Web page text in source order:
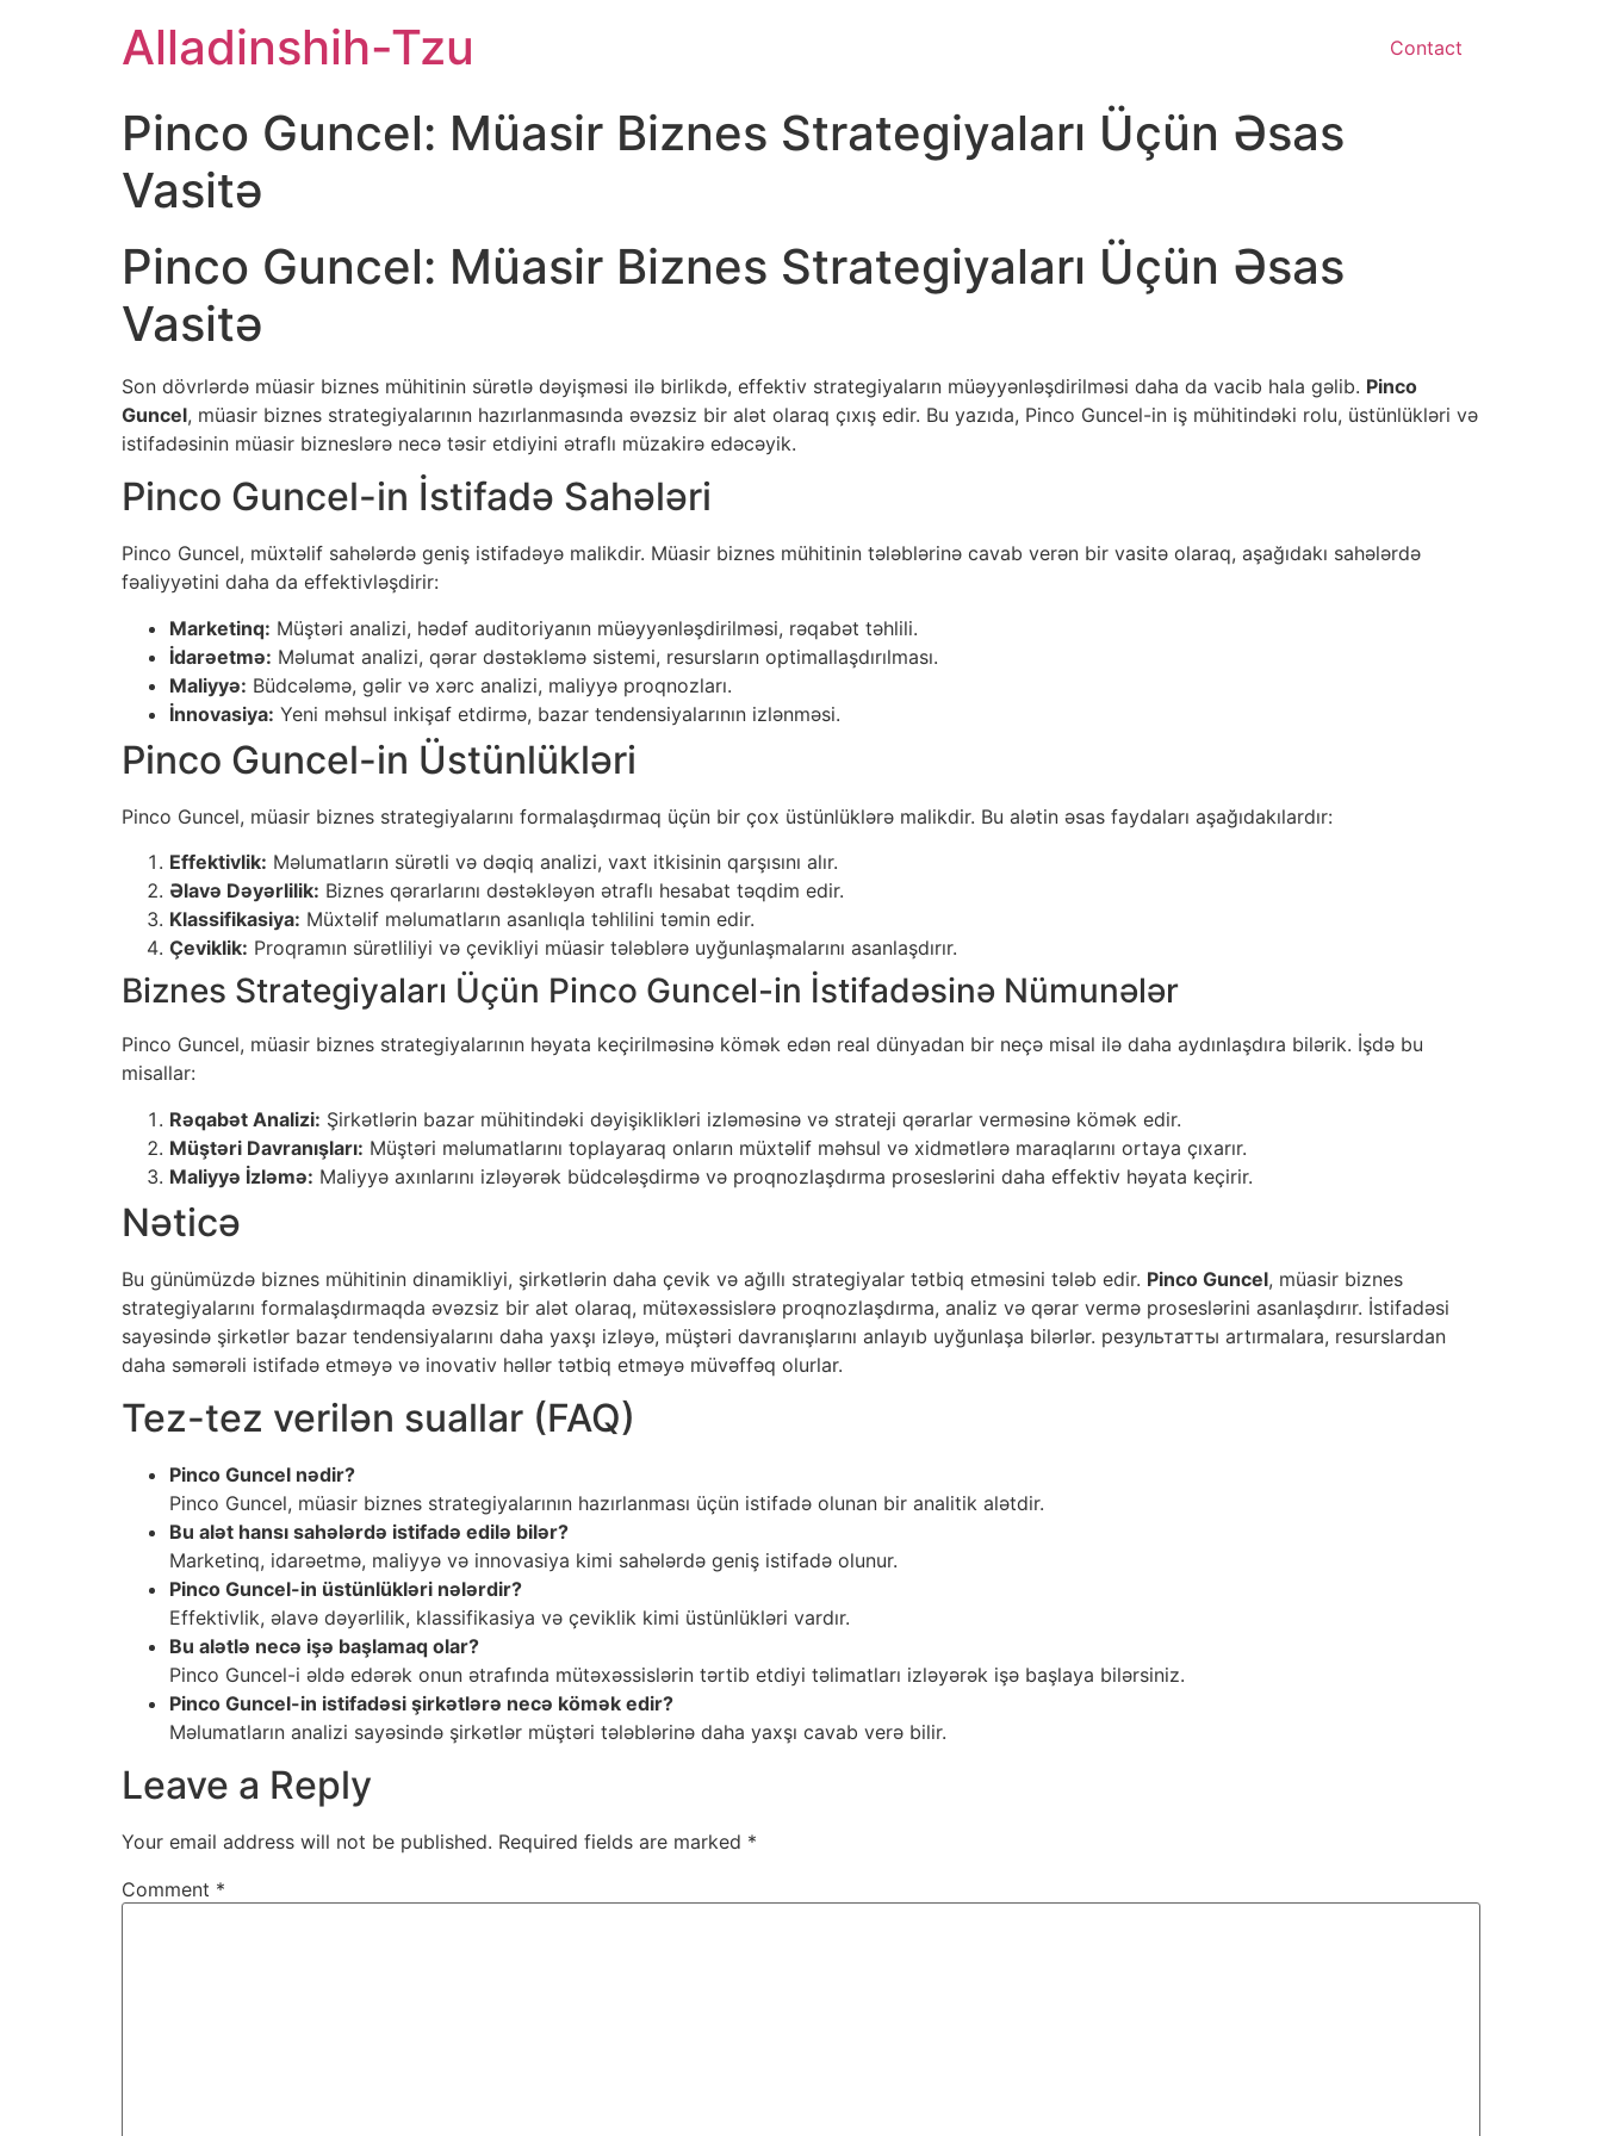
Alladinshih-Tzu Contact
Pinco Guncel: Müasir Biznes Strategiyaları Üçün Əsas
Vasitə
Pinco Guncel: Müasir Biznes Strategiyaları Üçün Əsas
Vasitə
Son dövrlərdə müasir biznes mühitinin sürətlə dəyişməsi ilə birlikdə, effektiv strategiyaların müəyyənləşdirilməsi daha da vacib hala gəlib. Pinco
Guncel, müasir biznes strategiyalarının hazırlanmasında əvəzsiz bir alət olaraq çıxış edir. Bu yazıda, Pinco Guncel-in iş mühitindəki rolu, üstünlükləri və
istifadəsinin müasir bizneslərə necə təsir etdiyini ətraflı müzakirə edəcəyik.
Pinco Guncel-in İstifadə Sahələri
Pinco Guncel, müxtəlif sahələrdə geniş istifadəyə malikdir. Müasir biznes mühitinin tələblərinə cavab verən bir vasitə olaraq, aşağıdakı sahələrdə
fəaliyyətini daha da effektivləşdirir:
Marketinq: Müştəri analizi, hədəf auditoriyanın müəyyənləşdirilməsi, rəqabət təhlili.
İdarəetmə: Məlumat analizi, qərar dəstəkləmə sistemi, resursların optimallaşdırılması.
Maliyyə: Büdcələmə, gəlir və xərc analizi, maliyyə proqnozları.
İnnovasiya: Yeni məhsul inkişaf etdirmə, bazar tendensiyalarının izlənməsi.
Pinco Guncel-in Üstünlükləri
Pinco Guncel, müasir biznes strategiyalarını formalaşdırmaq üçün bir çox üstünlüklərə malikdir. Bu alətin əsas faydaları aşağıdakılardır:
Effektivlik: Məlumatların sürətli və dəqiq analizi, vaxt itkisinin qarşısını alır.
Əlavə Dəyərlilik: Biznes qərarlarını dəstəkləyən ətraflı hesabat təqdim edir.
Klassifikasiya: Müxtəlif məlumatların asanlıqla təhlilini təmin edir.
Çeviklik: Proqramın sürətliliyi və çevikliyi müasir tələblərə uyğunlaşmalarını asanlaşdırır.
Biznes Strategiyaları Üçün Pinco Guncel-in İstifadəsinə Nümunələr
Pinco Guncel, müasir biznes strategiyalarının həyata keçirilməsinə kömək edən real dünyadan bir neçə misal ilə daha aydınlaşdıra bilərik. İşdə bu
misallar:
Rəqabət Analizi: Şirkətlərin bazar mühitindəki dəyişiklikləri izləməsinə və strateji qərarlar verməsinə kömək edir.
Müştəri Davranışları: Müştəri məlumatlarını toplayaraq onların müxtəlif məhsul və xidmətlərə maraqlarını ortaya çıxarır.
Maliyyə İzləmə: Maliyyə axınlarını izləyərək büdcələşdirmə və proqnozlaşdırma proseslərini daha effektiv həyata keçirir.
Nəticə
Bu günümüzdə biznes mühitinin dinamikliyi, şirkətlərin daha çevik və ağıllı strategiyalar tətbiq etməsini tələb edir. Pinco Guncel, müasir biznes
strategiyalarını formalaşdırmaqda əvəzsiz bir alət olaraq, mütəxəssislərə proqnozlaşdırma, analiz və qərar vermə proseslərini asanlaşdırır. İstifadəsi
sayəsində şirkətlər bazar tendensiyalarını daha yaxşı izləyə, müştəri davranışlarını anlayıb uyğunlaşa bilərlər. результатты artırmalara, resurslardan
daha səmərəli istifadə etməyə və inovativ həllər tətbiq etməyə müvəffəq olurlar.
Tez-tez verilən suallar (FAQ)
Pinco Guncel nədir?
Pinco Guncel, müasir biznes strategiyalarının hazırlanması üçün istifadə olunan bir analitik alətdir.
Bu alət hansı sahələrdə istifadə edilə bilər?
Marketinq, idarəetmə, maliyyə və innovasiya kimi sahələrdə geniş istifadə olunur.
Pinco Guncel-in üstünlükləri nələrdir?
Effektivlik, əlavə dəyərlilik, klassifikasiya və çeviklik kimi üstünlükləri vardır.
Bu alətlə necə işə başlamaq olar?
Pinco Guncel-i əldə edərək onun ətrafında mütəxəssislərin tərtib etdiyi təlimatları izləyərək işə başlaya bilərsiniz.
Pinco Guncel-in istifadəsi şirkətlərə necə kömək edir?
Məlumatların analizi sayəsində şirkətlər müştəri tələblərinə daha yaxşı cavab verə bilir.
Leave a Reply
Your email address will not be published. Required fields are marked *
Comment *